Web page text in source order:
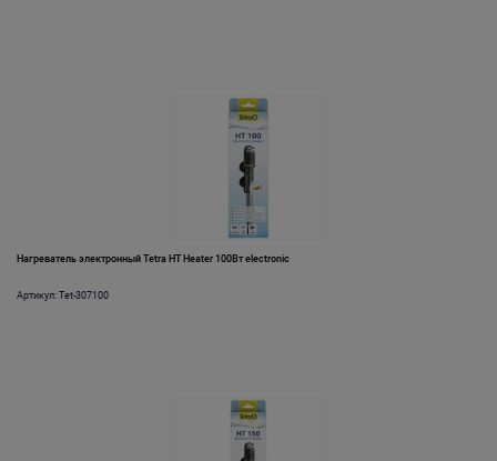
Нагреватель электронный Tetra HT Heater 100Вт electronic
Артикул: Tet-307100